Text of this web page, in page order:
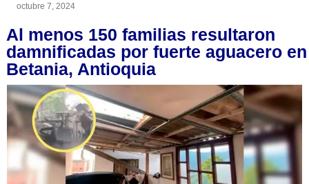
octubre 7, 2024
Al menos 150 familias resultaron
damnificadas por fuerte aguacero en
Betania, Antioquia